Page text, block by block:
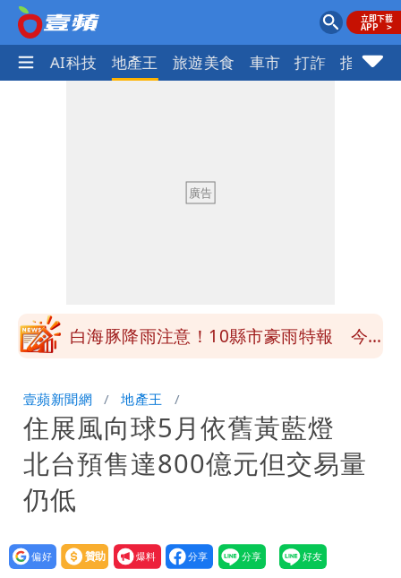
愛美 AI科技 地產王 旅遊美食 車市 打詐 指標企
晚至明下午受影響
颱風假來了！連江縣明停班課 竹縣山區
Cheap：愛台灣只是發財的口號
白海豚降雨注意！10縣市豪雨特報 今
8校停課不停班
壹蘋新聞網 地產王
住展風向球5月依舊黃藍燈
北台預售達800億元但交易量
仍低
設為
贊助
我要